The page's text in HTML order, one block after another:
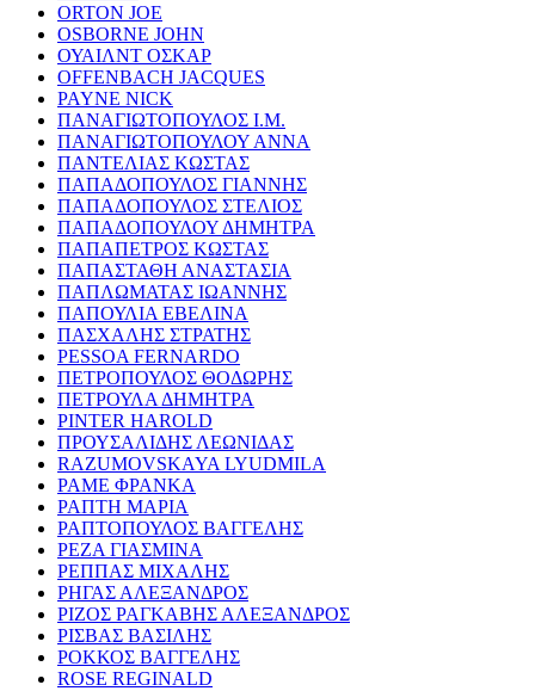
ORTON JOE
OSBORNE JOHN
ΟΥΑΙΛΝΤ ΟΣΚΑΡ
OFFENBACH JACQUES
PAYNE NICK
ΠΑΝΑΓΙΩΤΟΠΟΥΛΟΣ Ι.Μ.
ΠΑΝΑΓΙΩΤΟΠΟΥΛΟΥ ΑΝΝΑ
ΠΑΝΤΕΛΙΑΣ ΚΩΣΤΑΣ
ΠΑΠΑΔΟΠΟΥΛΟΣ ΓΙΑΝΝΗΣ
ΠΑΠΑΔΟΠΟΥΛΟΣ ΣΤΕΛΙΟΣ
ΠΑΠΑΔΟΠΟΥΛΟΥ ΔΗΜΗΤΡΑ
ΠΑΠΑΠΕΤΡΟΣ ΚΩΣΤΑΣ
ΠΑΠΑΣΤΑΘΗ ΑΝΑΣΤΑΣΙΑ
ΠΑΠΛΩΜΑΤΑΣ ΙΩΑΝΝΗΣ
ΠΑΠΟΥΛΙΑ ΕΒΕΛΙΝΑ
ΠΑΣΧΑΛΗΣ ΣΤΡΑΤΗΣ
PESSOA FERNARDO
ΠΕΤΡΟΠΟΥΛΟΣ ΘΟΔΩΡΗΣ
ΠΕΤΡΟΥΛΑ ΔΗΜΗΤΡΑ
PINTER HAROLD
ΠΡΟΥΣΑΛΙΔΗΣ ΛΕΩΝΙΔΑΣ
RAZUMOVSKAYA LYUDMILA
ΡΑΜΕ ΦΡΑΝΚΑ
ΡΑΠΤΗ ΜΑΡΙΑ
ΡΑΠΤΟΠΟΥΛΟΣ ΒΑΓΓΕΛΗΣ
ΡΕΖΑ ΓΙΑΣΜΙΝΑ
ΡΕΠΠΑΣ ΜΙΧΑΛΗΣ
ΡΗΓΑΣ ΑΛΕΞΑΝΔΡΟΣ
ΡΙΖΟΣ ΡΑΓΚΑΒΗΣ ΑΛΕΞΑΝΔΡΟΣ
ΡΙΣΒΑΣ ΒΑΣΙΛΗΣ
ΡΟΚΚΟΣ ΒΑΓΓΕΛΗΣ
ROSE REGINALD